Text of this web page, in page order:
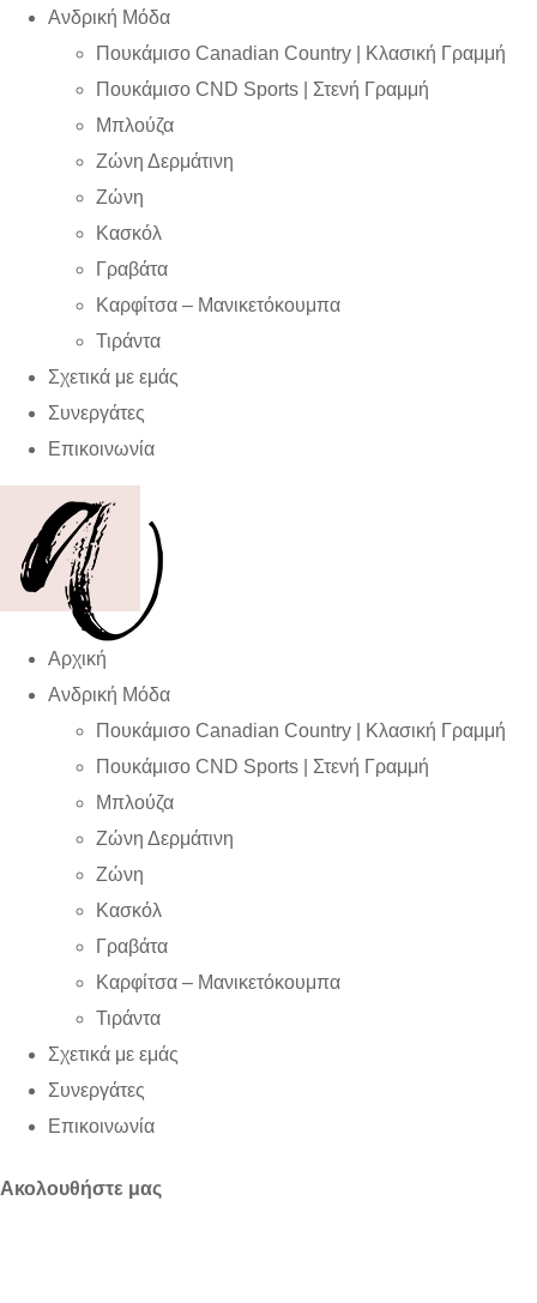
Ανδρική Μόδα
Πουκάμισο Canadian Country | Kλασική Γραμμή
Πουκάμισο CND Sports | Στενή Γραμμή
Μπλούζα
Ζώνη Δερμάτινη
Ζώνη
Κασκόλ
Γραβάτα
Καρφίτσα – Μανικετόκουμπα
Τιράντα
Σχετικά με εμάς
Συνεργάτες
Επικοινωνία
Αρχική
Ανδρική Μόδα
Πουκάμισο Canadian Country | Kλασική Γραμμή
Πουκάμισο CND Sports | Στενή Γραμμή
Μπλούζα
Ζώνη Δερμάτινη
Ζώνη
Κασκόλ
Γραβάτα
Καρφίτσα – Μανικετόκουμπα
Τιράντα
Σχετικά με εμάς
Συνεργάτες
Επικοινωνία
Ακολουθήστε μας